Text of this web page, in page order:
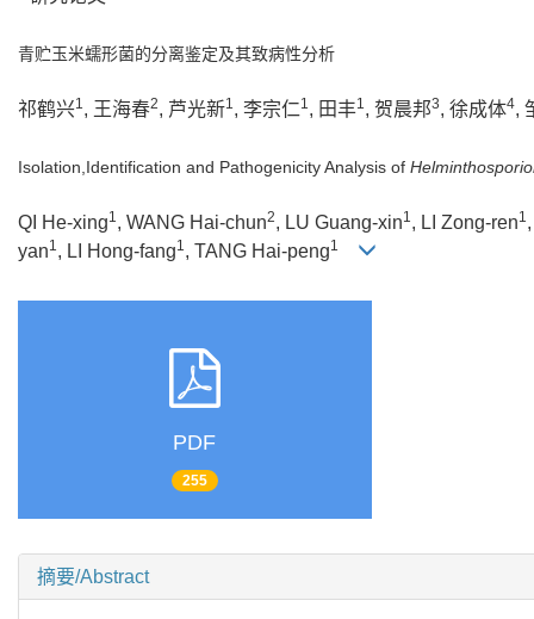
青贮玉米蠕形菌的分离鉴定及其致病性分析
祁鹤兴1, 王海春2, 芦光新1, 李宗仁1, 田丰1, 贺晨邦3, 徐成体4,
Isolation,Identification and Pathogenicity Analysis of
QI He-xing1, WANG Hai-chun2, LU Guang-xin1, LI Zong-ren1
yan1, LI Hong-fang1, TANG Hai-peng1
PDF
255
摘要/Abstract